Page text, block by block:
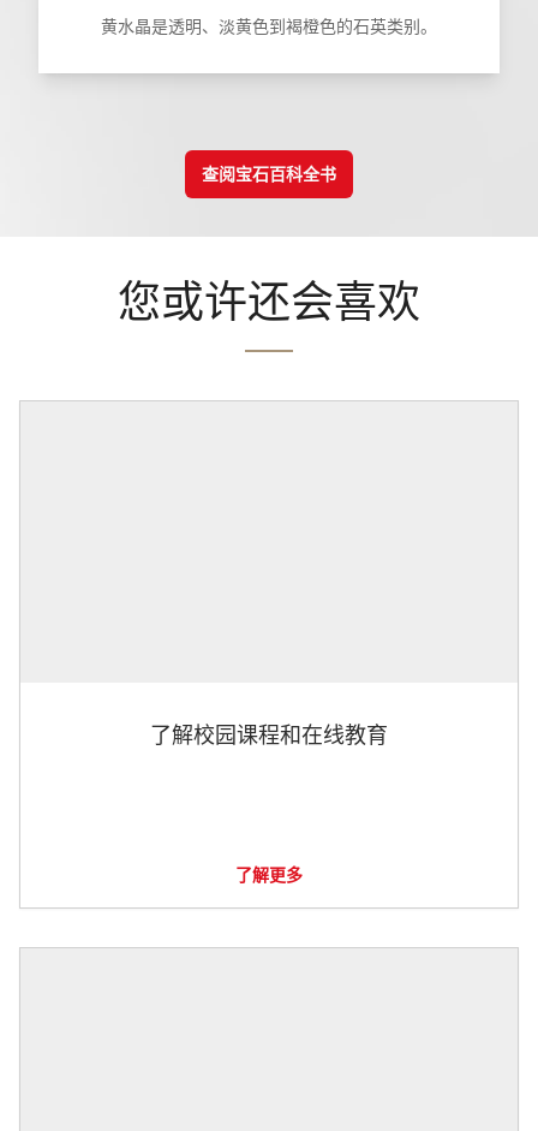
黄水晶是透明、淡黄色到褐橙色的石英类别。
查阅宝石百科全书
您或许还会喜欢
了解校园课程和在线教育
了解更多